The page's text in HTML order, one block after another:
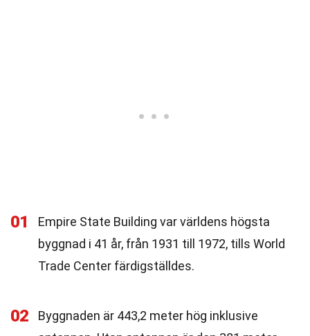
01
Empire State Building var världens högsta
byggnad i 41 år, från 1931 till 1972, tills World
Trade Center färdigställdes.
02
Byggnaden är 443,2 meter hög inklusive